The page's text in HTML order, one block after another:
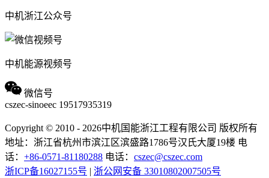
中机浙江公众号
中机能源视频号
微信号
cszec-sinoeec 19517935319
Copyright © 2010 - 2026中机国能浙江工程有限公司 版权所有
地址：浙江省杭州市滨江区滨盛路1786号汉氏大厦19楼 电
话： +86-0571-81180288 电话： cszec@cszec.com
浙ICP备16027155号 | 浙公网安备 33010802007505号